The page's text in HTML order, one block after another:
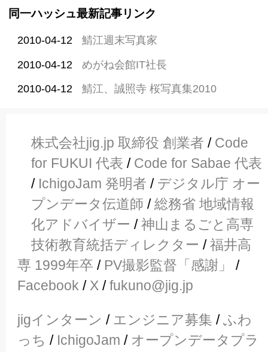
同一ハッシュ最新記事リンク
2010-04-12 鯖江週末写真家
2010-04-12 めがね会館IT社長
2010-04-12 鯖江、誠照寺 桜写真集2010
株式会社jig.jp 取締役 創業者 / Code
for FUKUI 代表 / Code for Sabae 代表
/ IchigoJam 発明者 / デジタル庁 オー
プンデータ伝道師 /総務省 地域情報
化アドバイザー /神山まるごと高専
技術教育統括ディレクター /福井高
専 1999年卒 / PV撮影監督「感謝」
/
Facebook / X /fukuno@jig.jp
jigインターン / エンジニア募集 /ふわ
っち / IchigoJam / オープンデータプラ